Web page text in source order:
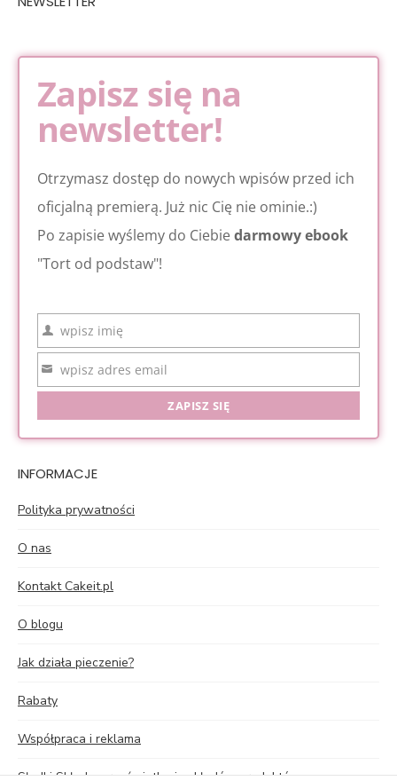
Zapisz się na
newsletter!
Otrzymasz dostęp do nowych wpisów przed ich
oficjalną premierą. Już nic Cię nie ominie.:)
Po zapisie wyślemy do Ciebiedarmowy ebook
"Tort od podstaw"!
Imię
wpisz imię
Email
wpisz adres email
ZAPISZ SIĘ
INFORMACJE
Polityka prywatności
O nas
Kontakt Cakeit.pl
O blogu
Jak działa pieczenie?
Rabaty
Współpraca i reklama
Słodki Skład – prześwietlenie składów produktów